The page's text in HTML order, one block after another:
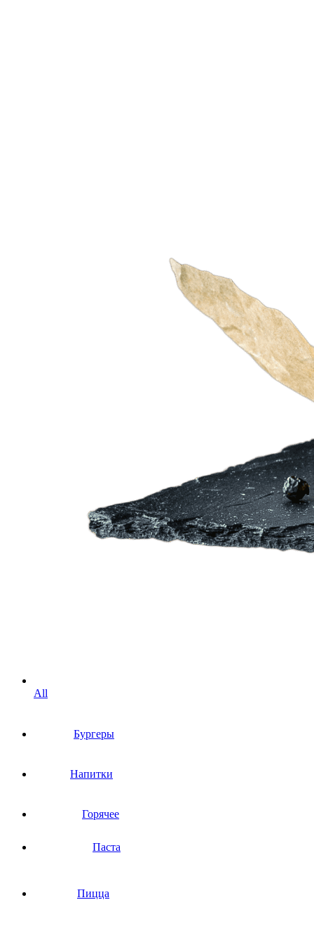
All
Бургеры
Напитки
Горячее
Паста
Пицца